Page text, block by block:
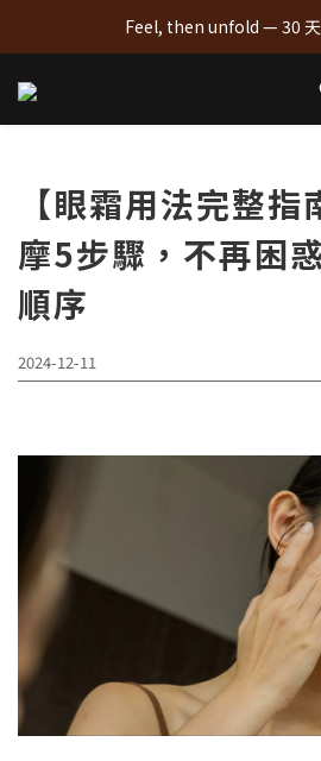
Feel, then unfold — 30
【眼霜用法完整
摩5步驟，不再困
順序
2024-12-11